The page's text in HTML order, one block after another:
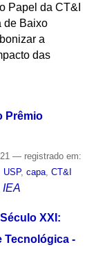
Papel da CT&I
de Baixo
a
das
Prêmio
— registrado em:
USP, capa, CT&I
IEA
XXI:
Tecnológica -